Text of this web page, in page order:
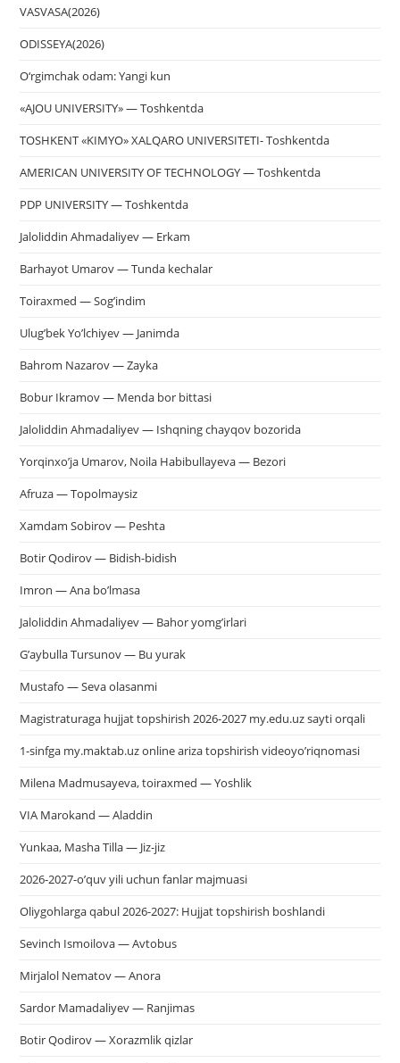
VASVASA(2026)
ODISSEYA(2026)
O‘rgimchak odam: Yangi kun
«AJOU UNIVERSITY» — Toshkentda
TOSHKENT «KIMYO» XALQARO UNIVERSITETI- Toshkentda
AMERICAN UNIVERSITY OF TECHNOLOGY — Toshkentda
PDP UNIVERSITY — Toshkentda
Jaloliddin Ahmadaliyev — Erkam
Barhayot Umarov — Tunda kechalar
Toiraxmed — Sog’indim
Ulug’bek Yo’lchiyev — Janimda
Bahrom Nazarov — Zayka
Bobur Ikramov — Menda bor bittasi
Jaloliddin Ahmadaliyev — Ishqning chayqov bozorida
Yorqinxo’ja Umarov, Noila Habibullayeva — Bezori
Afruza — Topolmaysiz
Xamdam Sobirov — Peshta
Botir Qodirov — Bidish-bidish
Imron — Ana bo’lmasa
Jaloliddin Ahmadaliyev — Bahor yomg’irlari
G’aybulla Tursunov — Bu yurak
Mustafo — Seva olasanmi
Magistraturaga hujjat topshirish 2026-2027 my.edu.uz sayti orqali
1-sinfga my.maktab.uz online ariza topshirish videoyo’riqnomasi
Milena Madmusayeva, toiraxmed — Yoshlik
VIA Marokand — Aladdin
Yunkaa, Masha Tilla — Jiz-jiz
2026-2027-o’quv yili uchun fanlar majmuasi
Oliygohlarga qabul 2026-2027: Hujjat topshirish boshlandi
Sevinch Ismoilova — Avtobus
Mirjalol Nematov — Anora
Sardor Mamadaliyev — Ranjimas
Botir Qodirov — Xorazmlik qizlar